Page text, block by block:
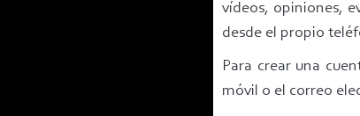
vídeos, opiniones,
desde el propio
Para crear una
móvil o el correo